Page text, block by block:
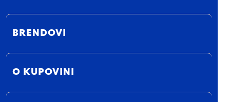
BRENDOVI
O KUPOVINI